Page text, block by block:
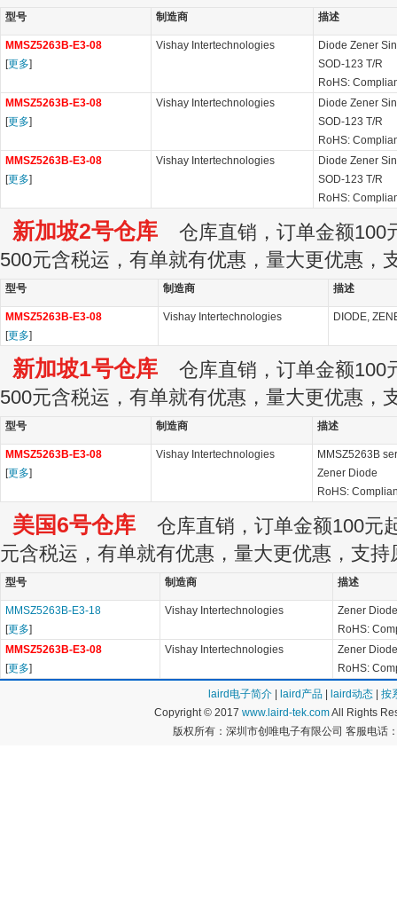
型号 制造商 描述
MMSZ5263B-E3-08
[更多]
Vishay Intertechnologies
Diode Zener
SOD-123 T/R
RoHS:
MMSZ5263B-E3-08
[更多]
Vishay Intertechnologies
Diode Zener
SOD-123 T/R
RoHS:
MMSZ5263B-E3-08
[更多]
Vishay Intertechnologies
Diode Zener
SOD-123 T/R
RoHS:
新加坡2号仓库 仓库直销，订单金额100
500元含税运，有单就有优惠，量大更优惠，
型号 制造商 描述
MMSZ5263B-E3-08
[更多]
Vishay Intertechnologies DIODE,
新加坡1号仓库 仓库直销，订单金额100
500元含税运，有单就有优惠，量大更优惠，
型号 制造商 描述
MMSZ5263B-E3-08
[更多]
Vishay Intertechnologies
MMSZ5263B
Zener Diode
RoHS:
美国6号仓库 仓库直销，订单金额100元
元含税运，有单就有优惠，量大更优惠，支持
型号 制造商 描述
MMSZ5263B-E3-18
[更多]
Vishay Intertechnologies
Zener
RoHS:
MMSZ5263B-E3-08
[更多]
Vishay Intertechnologies
Zener
RoHS:
laird电子简介 laird产品 laird动态
按
Copyright © 2017 www.laird-tek.comAll Rights
版权所有：深圳市创唯电子有限公司 客服电话